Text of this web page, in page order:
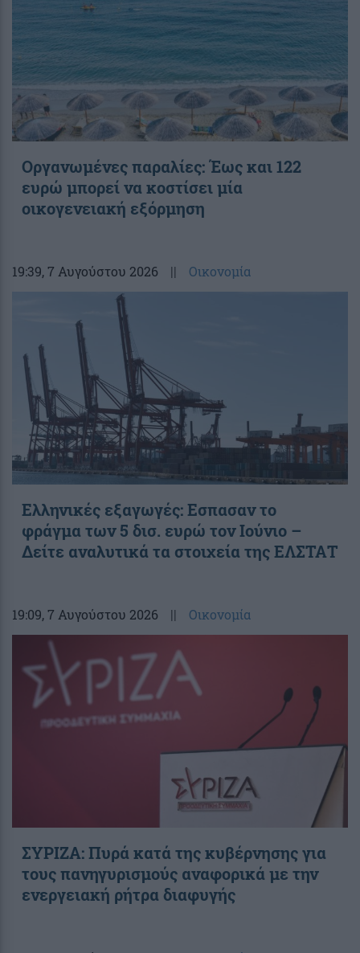
Οργανωμένες παραλίες: Έως και 122
ευρώ μπορεί να κοστίσει μία
οικογενειακή εξόρμηση
19:39, 7 Αυγούστου 2026 || Οικονομία
Ελληνικές εξαγωγές: Εσπασαν το
φράγμα των 5 δισ. ευρώ τον Ιούνιο –
Δείτε αναλυτικά τα στοιχεία της ΕΛΣΤΑΤ
19:09, 7 Αυγούστου 2026 || Οικονομία
ΣΥΡΙΖΑ: Πυρά κατά της κυβέρνησης για
τους πανηγυρισμούς αναφορικά με την
ενεργειακή ρήτρα διαφυγής